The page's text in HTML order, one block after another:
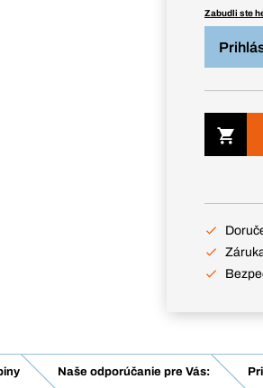
Zabudli ste
Naše odporúčanie pre Vás: